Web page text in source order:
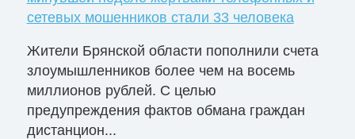
сетевых мошенников стали 33 человека
Жители Брянской области пополнили счета
злоумышленников более чем на восемь
миллионов рублей. С целью
предупреждения фактов обмана граждан
дистанцион...